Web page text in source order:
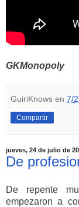
GKMonopoly
GuiriKnows en 7/
Compartir
jueves, 24 de julio de
De
De repente
empezaron a